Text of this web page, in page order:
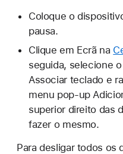
Coloque o
pausa.
Clique em Ecrã na
seguida, selecione
Associar teclado e
menu pop-up
superior direito das
fazer o mesmo.
Para desligar todos os